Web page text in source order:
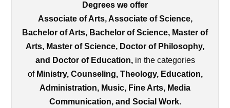
Degrees we offer
Associate of Arts, Associate of Science,
Bachelor of Arts, Bachelor of Science, Master of
Arts, Master of Science, Doctor of Philosophy,
and Doctor of Education,in the categories
ofMinistry, Counseling, Theology, Education,
Administration, Music, Fine Arts, Media
Communication, and Social Work.